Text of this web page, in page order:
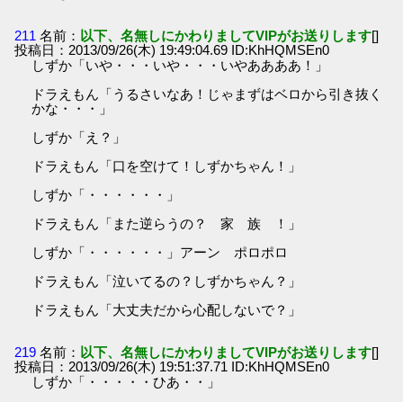
211 名前： 以下、名無しにかわりましてVIPがお送りします[]
投稿日：2013/09/26(木) 19:49:04.69 ID:KhHQMSEn0
しずか「いや・・・いや・・・いやああああ！」
ドラえもん「うるさいなあ！じゃまずはベロから引き抜く
かな・・・」
しずか「え？」
ドラえもん「口を空けて！しずかちゃん！」
しずか「・・・・・・」
ドラえもん「また逆らうの？ 家 族 ！」
しずか「・・・・・・」アーン ポロポロ
ドラえもん「泣いてるの？しずかちゃん？」
ドラえもん「大丈夫だから心配しないで？」
219 名前： 以下、名無しにかわりましてVIPがお送りします[]
投稿日：2013/09/26(木) 19:51:37.71 ID:KhHQMSEn0
しずか「・・・・・ひあ・・」